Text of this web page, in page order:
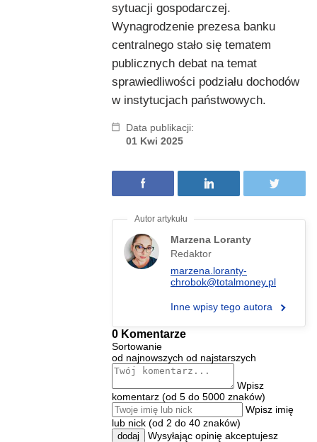
sytuacji gospodarczej.
Wynagrodzenie prezesa banku
centralnego stało się tematem
publicznych debat na temat
sprawiedliwości podziału dochodów
w instytucjach państwowych.
Data publikacji:
01 Kwi 2025
Marzena Loranty
Redaktor
marzena.loranty-
chrobok@totalmoney.pl
Inne wpisy tego autora
0 Komentarze
Sortowanie
od najnowszych od najstarszych
Wpisz
komentarz (od 5 do 5000 znaków)
Wpisz imię
lub nick (od 2 do 40 znaków)
dodaj
Wysyłając opinię akceptujesz